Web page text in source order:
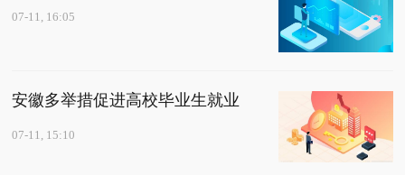
07-11, 16:05
安徽多举措促进高校毕业生就业
07-11, 15:10